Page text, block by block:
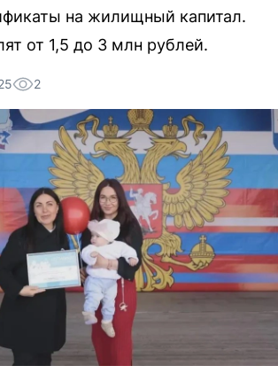
на жилищный капитал.
от 1,5 до 3 млн рублей.
2